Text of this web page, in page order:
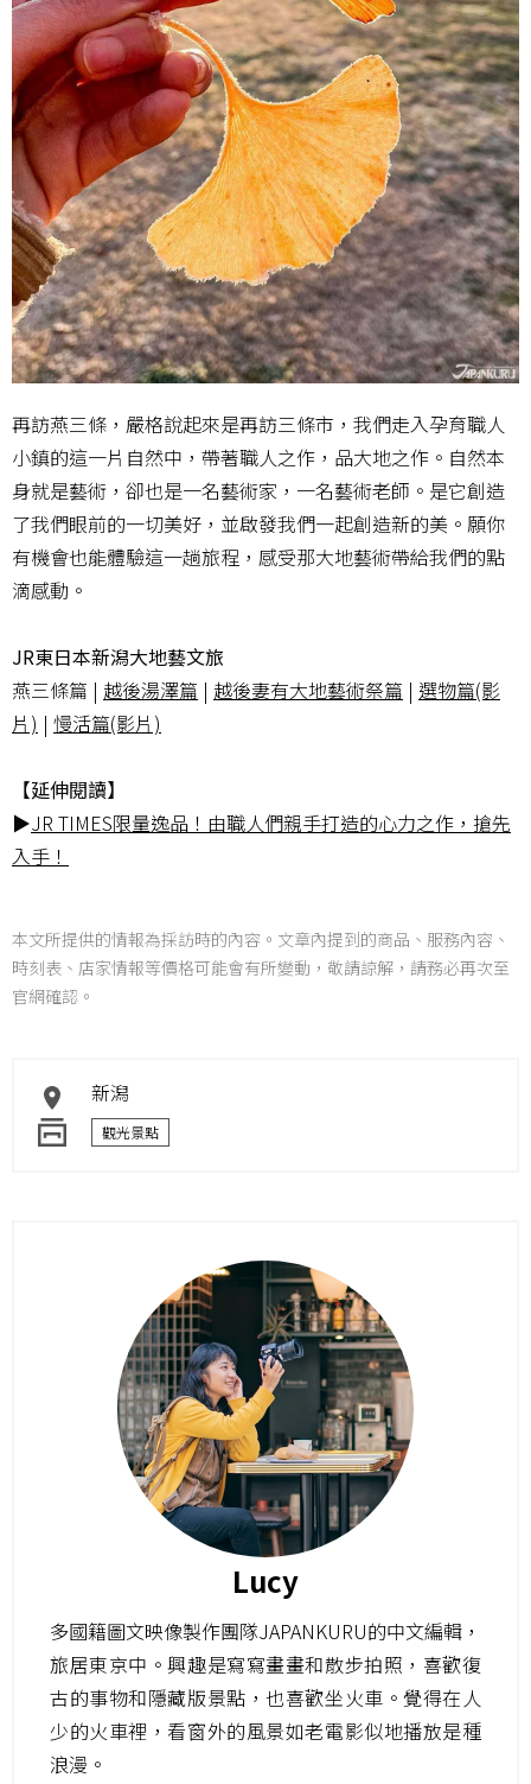
再訪燕三條，嚴格說起來是再訪三條市，我們走入孕育職人
小鎮的這一片自然中，帶著職人之作，品大地之作。自然本
身就是藝術，卻也是一名藝術家，一名藝術老師。是它創造
了我們眼前的一切美好，並啟發我們一起創造新的美。願你
有機會也能體驗這一趟旅程，感受那大地藝術帶給我們的點
滴感動。
JR東日本新潟大地藝文旅
燕三條篇 | 越後湯澤篇 | 越後妻有大地藝術祭篇 | 選物篇(影
片) | 慢活篇(影片)
【延伸閱讀】
▶JR TIMES限量逸品！由職人們親手打造的心力之作，搶先
入手！
本文所提供的情報為採訪時的內容。文章內提到的商品、服務內容、
時刻表、店家情報等價格可能會有所變動，敬請諒解，請務必再次至
官網確認。
新潟
觀光景點
Lucy
多國籍圖文映像製作團隊JAPANKURU的中文編輯，
旅居東京中。興趣是寫寫畫畫和散步拍照，喜歡復
古的事物和隱藏版景點，也喜歡坐火車。覺得在人
少的火車裡，看窗外的風景如老電影似地播放是種
浪漫。